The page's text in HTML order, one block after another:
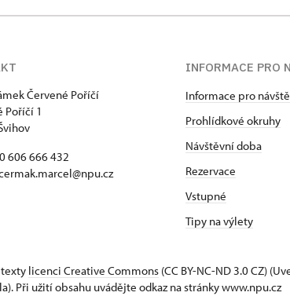
Červené Poříčí
Poříčí 1
606 666 432
INFORMACE PRO
Informace pro
Prohlídkové okruhy
Návštěvní doba
Rezervace
Vstupné
Tipy na výlety
licenci Creative Commons (CC BY-NC-ND 3.0 CZ)
Při užití obsahu uvádějte odkaz na stránky www.npu.cz